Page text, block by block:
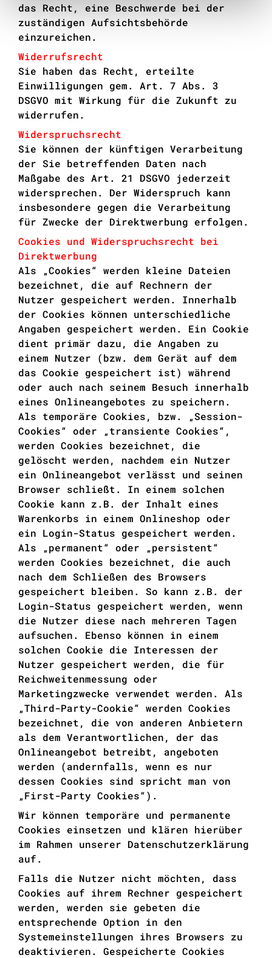
das Recht, eine Beschwerde bei der
zuständigen Aufsichtsbehörde
einzureichen.
Widerrufsrecht
Sie haben das Recht, erteilte
Einwilligungen gem. Art. 7 Abs. 3
DSGVO mit Wirkung für die Zukunft zu
widerrufen.
Widerspruchsrecht
Sie können der künftigen Verarbeitung
der Sie betreffenden Daten nach
Maßgabe des Art. 21 DSGVO jederzeit
widersprechen. Der Widerspruch kann
insbesondere gegen die Verarbeitung
für Zwecke der Direktwerbung erfolgen.
Cookies und Widerspruchsrecht bei
Direktwerbung
Als „Cookies“ werden kleine Dateien
bezeichnet, die auf Rechnern der
Nutzer gespeichert werden. Innerhalb
der Cookies können unterschiedliche
Angaben gespeichert werden. Ein Cookie
dient primär dazu, die Angaben zu
einem Nutzer (bzw. dem Gerät auf dem
das Cookie gespeichert ist) während
oder auch nach seinem Besuch innerhalb
eines Onlineangebotes zu speichern.
Als temporäre Cookies, bzw. „Session-
Cookies“ oder „transiente Cookies“,
werden Cookies bezeichnet, die
gelöscht werden, nachdem ein Nutzer
ein Onlineangebot verlässt und seinen
Browser schließt. In einem solchen
Cookie kann z.B. der Inhalt eines
Warenkorbs in einem Onlineshop oder
ein Login-Status gespeichert werden.
Als „permanent“ oder „persistent“
werden Cookies bezeichnet, die auch
nach dem Schließen des Browsers
gespeichert bleiben. So kann z.B. der
Login-Status gespeichert werden, wenn
die Nutzer diese nach mehreren Tagen
aufsuchen. Ebenso können in einem
solchen Cookie die Interessen der
Nutzer gespeichert werden, die für
Reichweitenmessung oder
Marketingzwecke verwendet werden. Als
„Third-Party-Cookie“ werden Cookies
bezeichnet, die von anderen Anbietern
als dem Verantwortlichen, der das
Onlineangebot betreibt, angeboten
werden (andernfalls, wenn es nur
dessen Cookies sind spricht man von
„First-Party Cookies“).
Wir können temporäre und permanente
Cookies einsetzen und klären hierüber
im Rahmen unserer Datenschutzerklärung
auf.
Falls die Nutzer nicht möchten, dass
Cookies auf ihrem Rechner gespeichert
werden, werden sie gebeten die
entsprechende Option in den
Systemeinstellungen ihres Browsers zu
deaktivieren. Gespeicherte Cookies